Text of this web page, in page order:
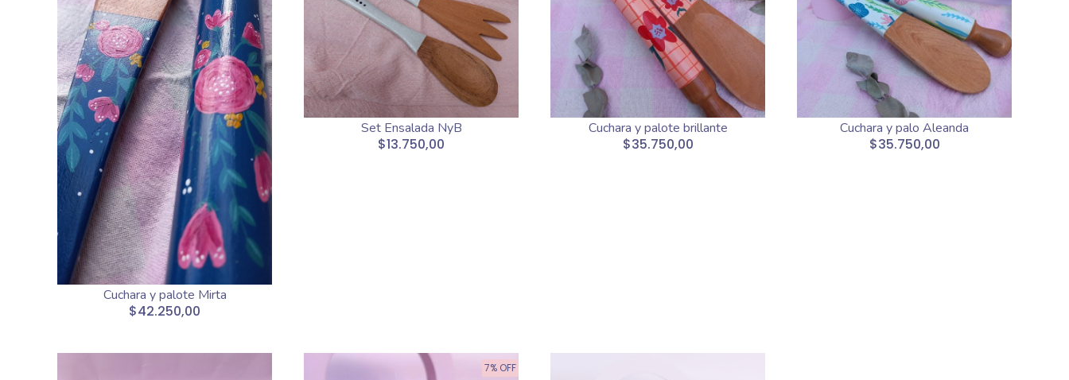
Cuchara y palote Mirta
$42.250,00
Set Ensalada NyB
$13.750,00
Cuchara y palote brillante
$35.750,00
Cuchara y palo Aleanda
$35.750,00
7% OFF